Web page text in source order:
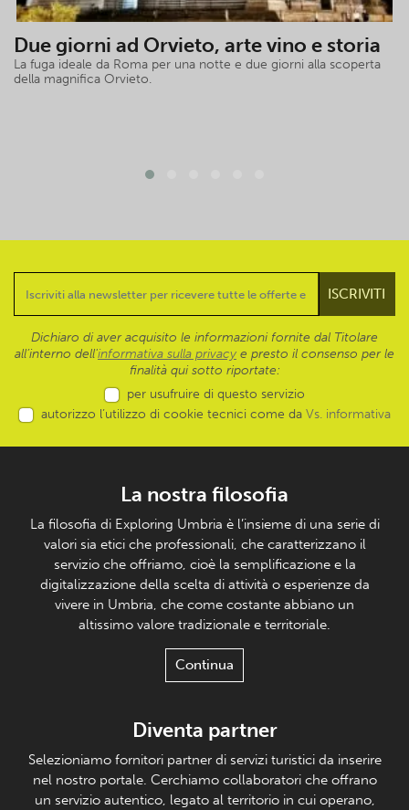
Due giorni ad Orvieto, arte vino e storia
La fuga ideale da Roma per una notte e due giorni alla scoperta
della magnifica Orvieto.
Dichiaro di aver acquisito le informazioni fornite dal Titolare
all’interno dell'informativa sulla privacy e presto il consenso per le
finalità qui sotto riportate:
per usufruire di questo servizio
autorizzo l’utilizzo di cookie tecnici come da Vs. informativa
La nostra filosofia
La filosofia di Exploring Umbria è l’insieme di una serie di
valori sia etici che professionali, che caratterizzano il
servizio che offriamo, cioè la semplificazione e la
digitalizzazione della scelta di attività o esperienze da
vivere in Umbria, che come costante abbiano un
altissimo valore tradizionale e territoriale.
Continua
Diventa partner
Selezioniamo fornitori partner di servizi turistici da inserire
nel nostro portale. Cerchiamo collaboratori che offrano
un servizio autentico, legato al territorio in cui operano,